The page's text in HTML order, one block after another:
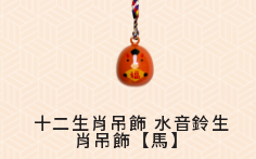
十二生肖吊飾 水音鈴生
肖吊飾【馬】